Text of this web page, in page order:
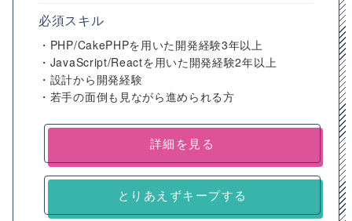
必須スキル
・PHP/CakePHPを用いた開発経験3年以上
・JavaScript/Reactを用いた開発経験2年以上
・設計から開発経験
・若手の面倒も見ながら進められる方
詳細を見る
とりあえずキープする